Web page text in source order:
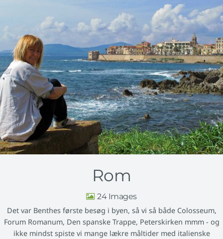
Rom
24
Det var Benthes første besøg i byen, så vi så både Colosseum,
Forum Romanum, Den spanske Trappe, Peterskirken mmm - og
ikke mindst spiste vi mange lækre måltider med italienske